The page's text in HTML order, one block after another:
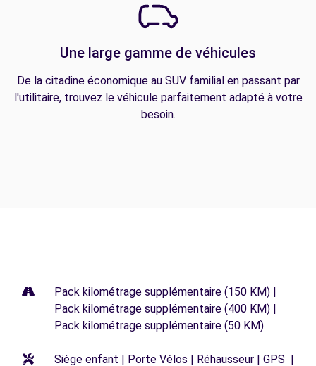
Une large gamme de véhicules
De la citadine économique au SUV familial en passant par
l'utilitaire, trouvez le véhicule parfaitement adapté à votre
besoin.
Pack kilométrage supplémentaire (150 KM) |
Pack kilométrage supplémentaire (400 KM) |
Pack kilométrage supplémentaire (50 KM)
Siège enfant | Porte Vélos | Réhausseur | GPS |